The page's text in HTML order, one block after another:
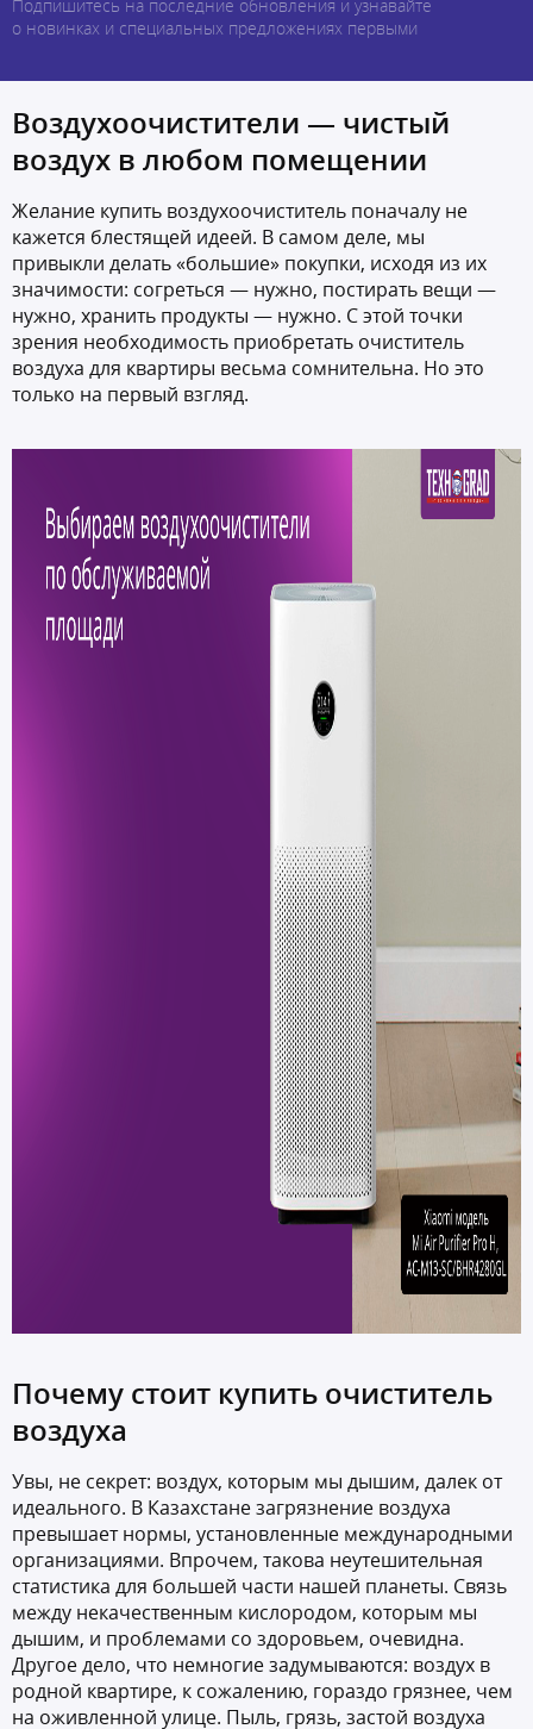
Подпишитесь на последние обновления и узнавайте
о новинках и специальных предложениях первыми
Воздухоочистители — чистый
воздух в любом помещении
Желание купить воздухоочиститель поначалу не
кажется блестящей идеей. В самом деле, мы
привыкли делать «большие» покупки, исходя из их
значимости: согреться — нужно, постирать вещи —
нужно, хранить продукты — нужно. С этой точки
зрения необходимость приобретать очиститель
воздуха для квартиры весьма сомнительна. Но это
только на первый взгляд.
Почему стоит купить очиститель
воздуха
Увы, не секрет: воздух, которым мы дышим, далек от
идеального. В Казахстане загрязнение воздуха
превышает нормы, установленные международными
организациями. Впрочем, такова неутешительная
статистика для большей части нашей планеты. Связь
между некачественным кислородом, которым мы
дышим, и проблемами со здоровьем, очевидна.
Другое дело, что немногие задумываются: воздух в
родной квартире, к сожалению, гораздо грязнее, чем
на оживленной улице. Пыль, грязь, застой воздуха